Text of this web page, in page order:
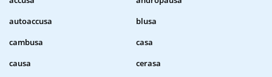
autoaccusa
blusa
cambusa
casa
causa
cerasa